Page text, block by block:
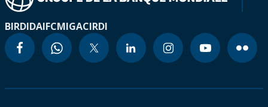
BIRDIDAIFCMIGACIRDI